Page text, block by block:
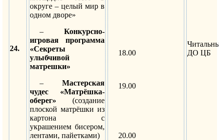
24.
округе – целый мир в
одном дворе»
– Конкурсно-
игровая программа
«Секреты
улыбчивой
матрешки»
– Мастерская
чудес «Матрёшка-
оберег» (создание
плоской матрёшки из
картона с
украшением бисером,
лентами, пайетками)
18.00
19.00
20.00
ДО ЦБ